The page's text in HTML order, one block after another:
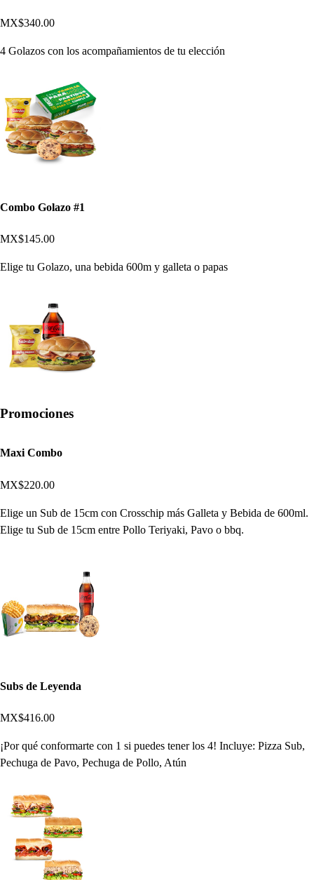
MX$340.00
4 Golazos con los acompañamientos de tu elección
Combo Golazo #1
MX$145.00
Elige tu Golazo, una bebida 600m y galleta o papas
Promociones
Maxi Combo
MX$220.00
Elige un Sub de 15cm con Crosschip más Galleta y Bebida de 600ml.
Elige tu Sub de 15cm entre Pollo Teriyaki, Pavo o bbq.
Subs de Leyenda
MX$416.00
¡Por qué conformarte con 1 si puedes tener los 4! Incluye: Pizza Sub,
Pechuga de Pavo, Pechuga de Pollo, Atún